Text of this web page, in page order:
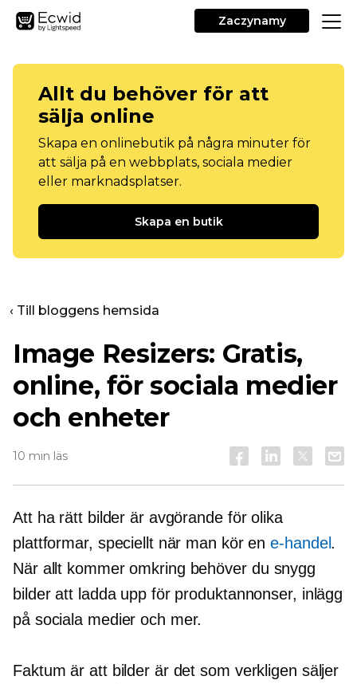
Zaczynamy
Allt du behöver för att
sälja online
Skapa en onlinebutik på några minuter för
att sälja på en webbplats, sociala medier
eller marknadsplatser.
Skapa en butik
‹ Till bloggens hemsida
Image Resizers: Gratis,
online, för sociala medier
och enheter
10 min läs
Att ha rätt bilder är avgörande för olika
plattformar, speciellt när man kör ene-handel.
När allt kommer omkring behöver du snygg
bilder att ladda upp för produktannonser, inlägg
på sociala medier och mer.
Faktum är att bilder är det som verkligen säljer